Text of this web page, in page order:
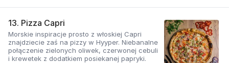
13. Pizza Capri
Morskie inspiracje prosto z włoskiej Capri
znajdziecie zaś na pizzy w Hyyper. Niebanalne
połączenie zielonych oliwek, czerwonej cebuli
i krewetek z dodatkiem posiekanej papryki.